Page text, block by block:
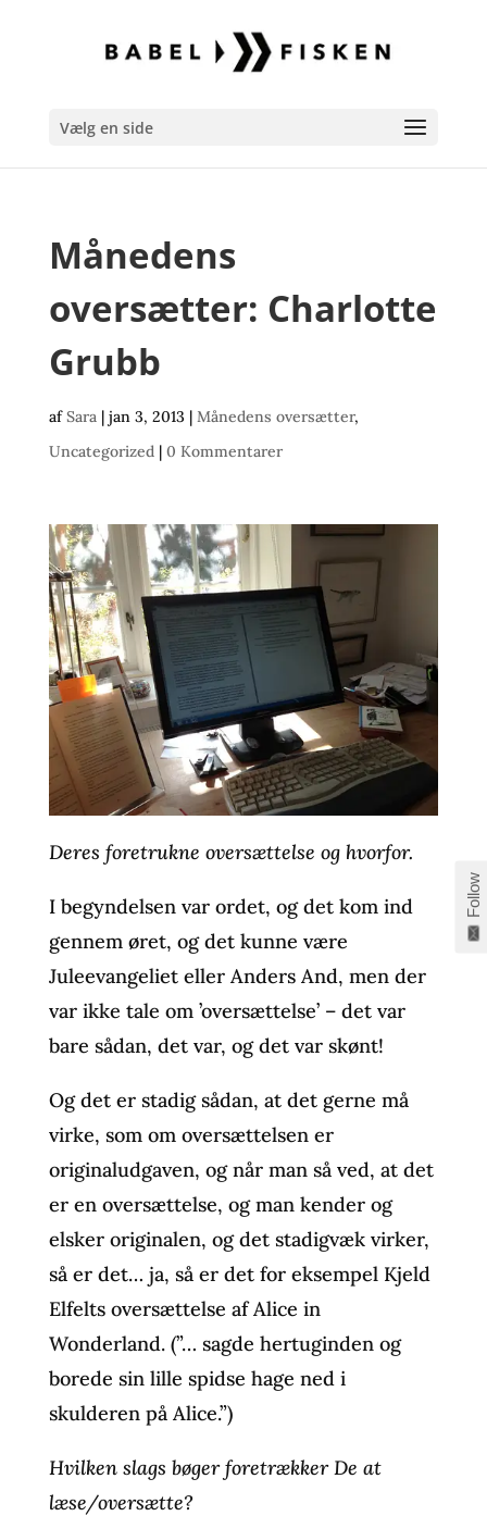
Vælg en side
Månedens
oversætter: Charlotte
Grubb
afSara| jan 3, 2013| Månedens oversætter,
Uncategorized| 0 Kommentarer
Deres foretrukne oversættelse og hvorfor.
I begyndelsen var ordet, og det kom ind
gennem øret, og det kunne være
Juleevangeliet eller Anders And, men der
var ikke tale om ’oversættelse’ – det var
bare sådan, det var, og det var skønt!
Og det er stadig sådan, at det gerne må
virke, som om oversættelsen er
originaludgaven, og når man så ved, at det
er en oversættelse, og man kender og
elsker originalen, og det stadigvæk virker,
så er det… ja, så er det for eksempel Kjeld
Elfelts oversættelse af Alice in
Wonderland. (”… sagde hertuginden og
borede sin lille spidse hage ned i
skulderen på Alice.”)
Hvilken slags bøger foretrækker De at
læse/oversætte?
Follow